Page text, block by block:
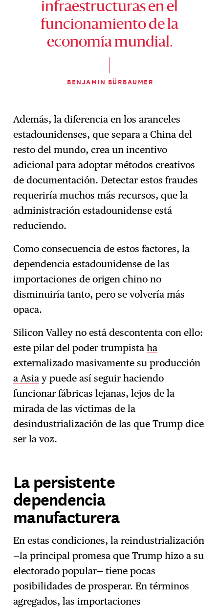
infraestructuras en el
funcionamiento de la
economía mundial.
BENJAMIN BÜRBAUMER
Además, la diferencia en los aranceles
estadounidenses, que separa a China del
resto del mundo, crea un incentivo
adicional para adoptar métodos creativos
de documentación. Detectar estos fraudes
requeriría muchos más recursos, que la
administración estadounidense está
reduciendo.
Como consecuencia de estos factores, la
dependencia estadounidense de las
importaciones de origen chino no
disminuiría tanto, pero se volvería más
opaca.
Silicon Valley no está descontenta con ello:
este pilar del poder trumpistaha
externalizado masivamente su producción
a Asia y puede así seguir haciendo
funcionar fábricas lejanas, lejos de la
mirada de las víctimas de la
desindustrialización de las que Trump dice
ser la voz.
La persistente
dependencia
manufacturera
En estas condiciones, la reindustrialización
—la principal promesa que Trump hizo a su
electorado popular— tiene pocas
posibilidades de prosperar. En términos
agregados, las importaciones